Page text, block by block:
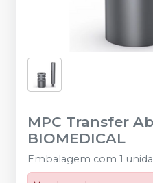
MPC Transfer
BIOMEDICAL
Embalagem com 1